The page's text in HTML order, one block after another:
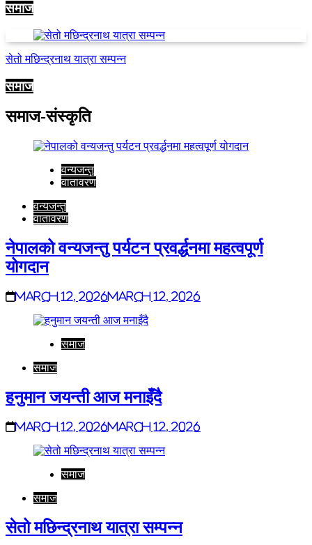
समाज
सेतो मछिन्द्रनाथ यात्रा सम्पन्न
समाज
समाज-संस्कृति
वन्यजन्तु
वातावरण
वन्यजन्तु
वातावरण
नेपालको वन्यजन्तु पर्यटन प्रवर्द्धनमा महत्वपूर्ण
योगदान
March 12, 2026March 12, 2026
समाज
समाज
हनुमान जयन्ती आज मनाइँदै
March 12, 2026March 12, 2026
समाज
समाज
सेतो मछिन्द्रनाथ यात्रा सम्पन्न